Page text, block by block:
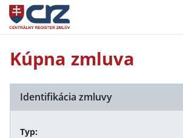
Kúpna zmluva
Identifikácia zmluvy
Typ: